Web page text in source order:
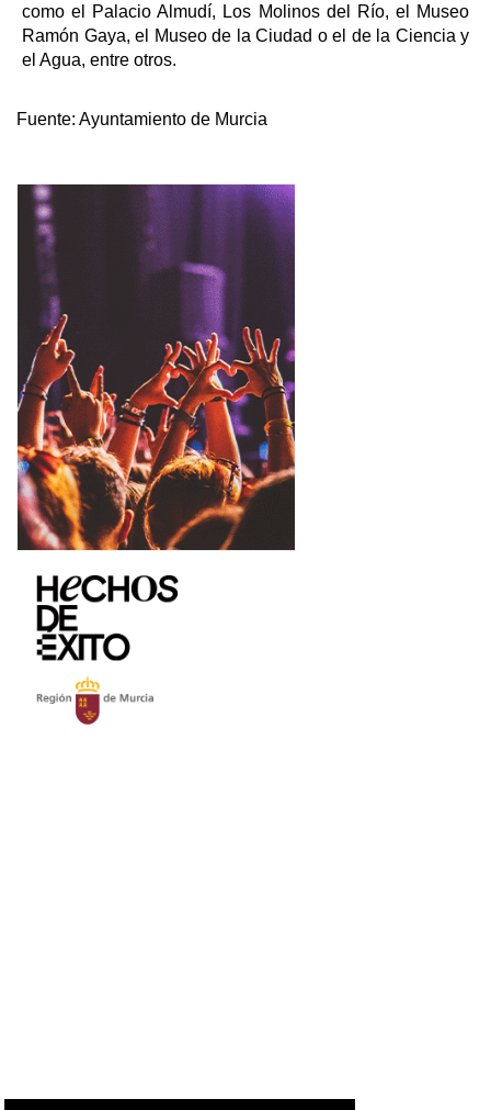
como el Palacio Almudí, Los Molinos del Río, el Museo
Ramón Gaya, el Museo de la Ciudad o el de la Ciencia y
el Agua, entre otros.
Fuente: Ayuntamiento de Murcia